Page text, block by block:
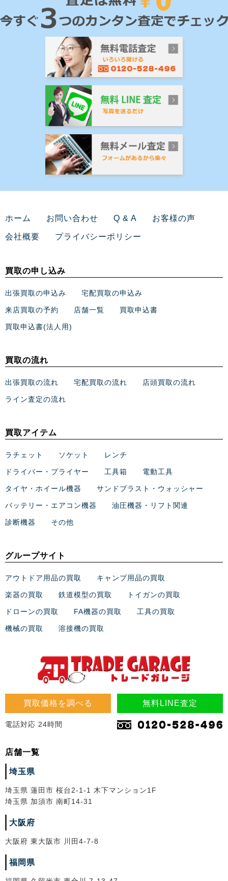
買取価格を調べる 無料LINE査定
電話対応 24時間
店舗一覧
埼玉県
埼玉県 蓮田市 桜台2-1-1 木下マンション1F
埼玉県 加須市 南町14-31
大阪府
大阪府 東大阪市 川田4-7-8
福岡県
ホーム お問い合わせ Q & A お客様の声
会社概要 プライバシーポリシー
買取の申し込み
出張買取の申込み 宅配買取の申込み
来店買取の予約 店舗一覧 買取申込書
買取申込書(法人用)
買取の流れ
出張買取の流れ 宅配買取の流れ 店頭買取の流れ
ライン査定の流れ
買取アイテム
ラチェット ソケット レンチ
ドライバー・プライヤー 工具箱 電動工具
タイヤ・ホイール機器 サンドブラスト・ウォッシャー
バッテリー・エアコン機器 油圧機器・リフト関連
診断機器 その他
グループサイト
アウトドア用品の買取 キャンプ用品の買取
楽器の買取 鉄道模型の買取 トイガンの買取
ドローンの買取 FA機器の買取 工具の買取
機械の買取 溶接機の買取